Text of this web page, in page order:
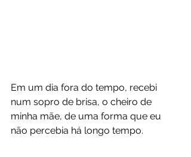
Em um dia fora do tempo, recebi
num sopro de brisa, o cheiro de
minha mãe, de uma forma que eu
não percebia há longo tempo.